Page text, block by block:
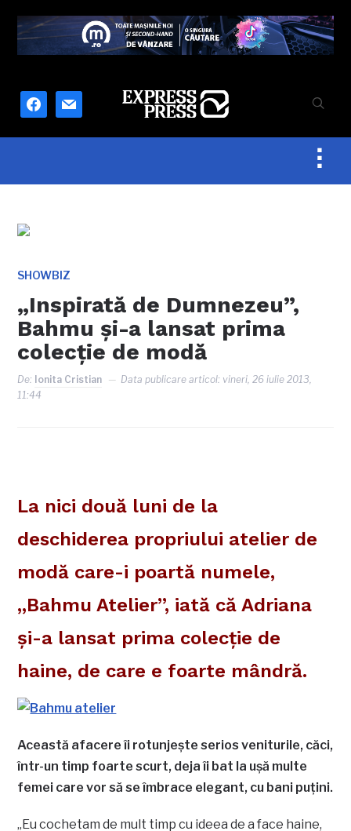
facebook
mail
SHOWBIZ
„Inspirată de Dumnezeu”,
Bahmu şi-a lansat prima
colecţie de modă
De: Ionita Cristian Data publicare articol: vineri, 26 iulie 2013,
11:44
La nici două luni de la
deschiderea propriului atelier de
modă care-i poartă numele,
„Bahmu Atelier”, iată că Adriana
şi-a lansat prima colecţie de
haine, de care e foarte mândră.
Această afacere îi rotunjeşte serios veniturile, căci,
într-un timp foarte scurt, deja îi bat la uşă multe
femei care vor să se îmbrace elegant, cu bani puţini.
„Eu cochetam de mult timp cu ideea de a face haine,